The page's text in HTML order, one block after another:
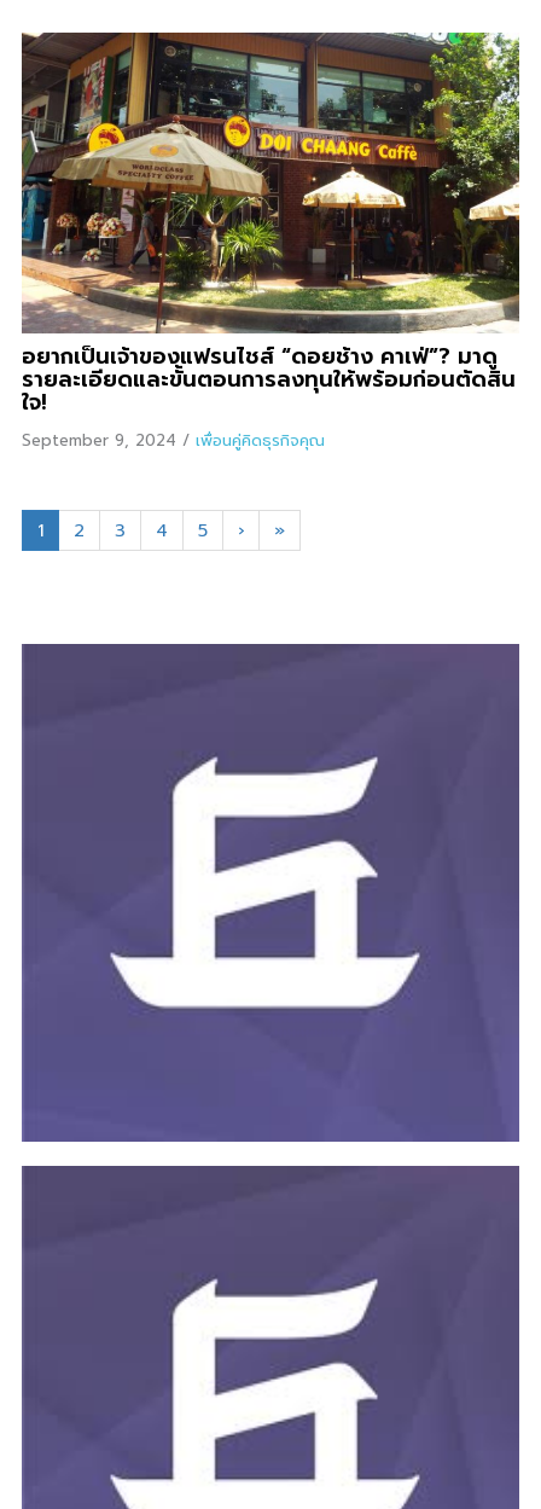
อยากเป็นเจ้าของแฟรนไชส์ “ดอยช้าง คาเฟ่”? มาดู
รายละเอียดและขั้นตอนการลงทุนให้พร้อมก่อนตัดสิน
ใจ!
September 9, 2024 / เพื่อนคู่คิดธุรกิจคุณ
1 2 3 4 5 › »